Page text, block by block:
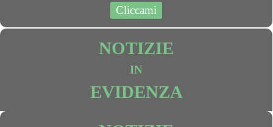
Cliccami
NOTIZIE
IN
EVIDENZA